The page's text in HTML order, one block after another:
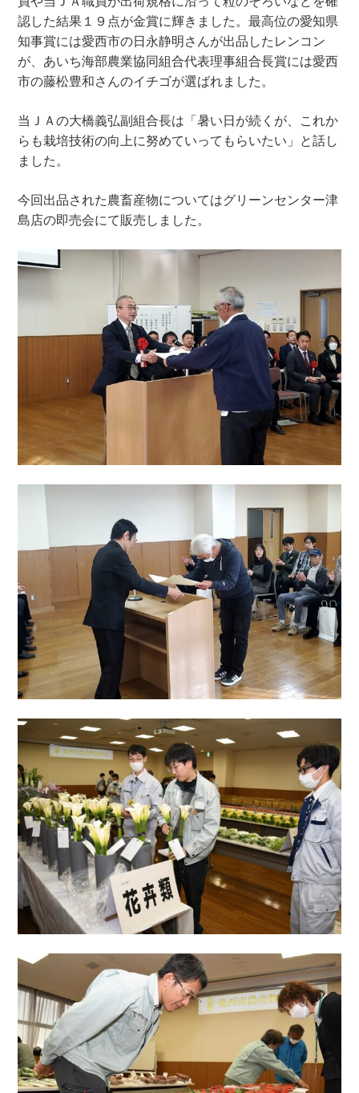
認した結果１９点が金賞に輝きました。最高位の愛知県
知事賞には愛西市の日永静明さんが出品したレンコン
が、あいち海部農業協同組合代表理事組合長賞には愛西
市の藤松豊和さんのイチゴが選ばれました。
当ＪＡの大橋義弘副組合長は「暑い日が続くが、これか
らも栽培技術の向上に努めていってもらいたい」と話し
ました。
今回出品された農畜産物についてはグリーンセンター津
島店の即売会にて販売しました。